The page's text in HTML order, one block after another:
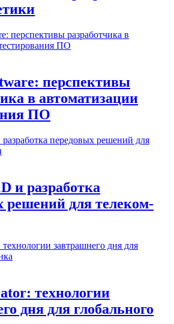
перспективы
в автоматизации
ПО
и разработка
решений для телеком-
технологии
дня для глобального